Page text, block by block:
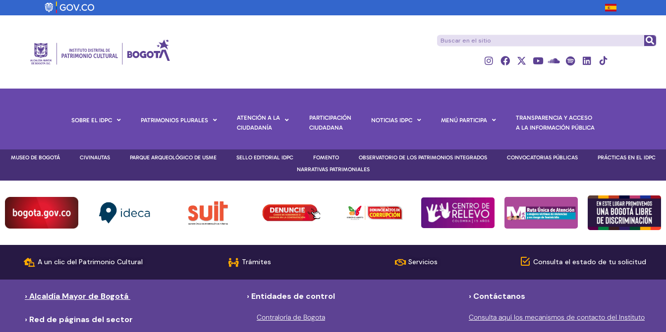
SOBRE EL IDPC PATRIMONIOS PLURALES
ATENCIÓN A LA
CIUDADANÍA
PARTICIPACIÓN
CIUDADANA
NOTICIAS IDPC MENÚ PARTICIPA
TRANSPARENCIA Y ACCESO
A LA INFORMACIÓN PÚBLICA
MUSEO DE BOGOTÁ CIVINAUTAS PARQUE ARQUEOLÓGICO DE USME SELLO EDITORIAL IDPC FOMENTO OBSERVATORIO DE LOS PATRIMONIOS INTEGRADOS CONVOCATORIAS PÚBLICAS
PRÁCTICAS EN EL IDPC
NARRATIVAS PATRIMONIALES
A un clic del Patrimonio Cultural Trámites Servicios Consulta el estado de tu solicitud
› Alcaldía Mayor de Bogotá
› Red de páginas del sector
› Entidades de control
Contraloría de Bogota
› Contáctanos
Consulta aquí los mecanismos de contacto del Instituto